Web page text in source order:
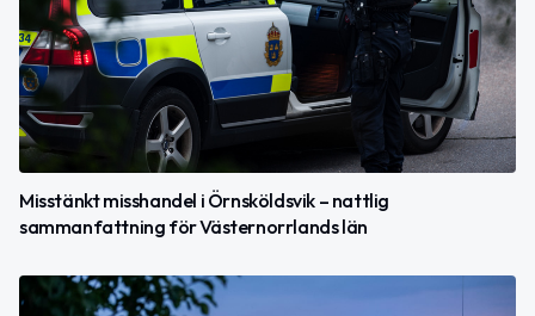
Misstänkt misshandel i Örnsköldsvik – nattlig
sammanfattning för Västernorrlands län